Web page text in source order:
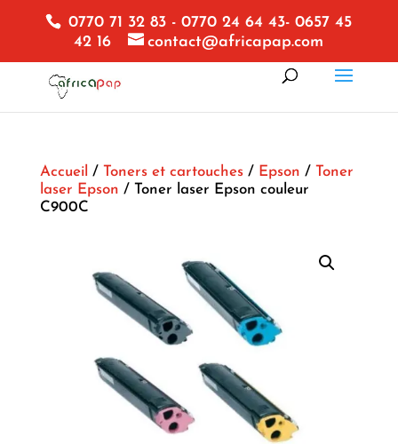
0770 71 32 83 - 0770 24 64 43- 0657 45
42 16
contact@africapap.com
Accueil / Toners et cartouches/ Epson / Toner
laser Epson / Toner laser Epson couleur
C900C